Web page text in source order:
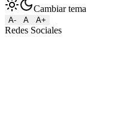
Cambiar tema
A- A A+
Redes Sociales